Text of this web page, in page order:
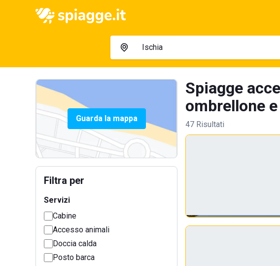
Guarda la mappa
Filtra per
Servizi
Cabine
Accesso animali
Doccia calda
Posto barca
Spiagge
ombrellone
47 Risultati